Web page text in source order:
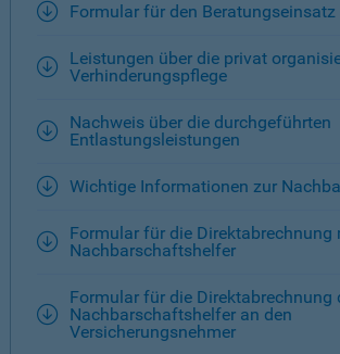
Formular für den Beratungseinsatz
Leistungen über die privat
Verhinderungspflege
Nachweis über die durchgeführten
Entlastungsleistungen
Wichtige Informationen zur
Formular für die Direktabrechnung
Nachbarschaftshelfer
Formular für die Direktabrechnung
Nachbarschaftshelfer an den
Versicherungsnehmer